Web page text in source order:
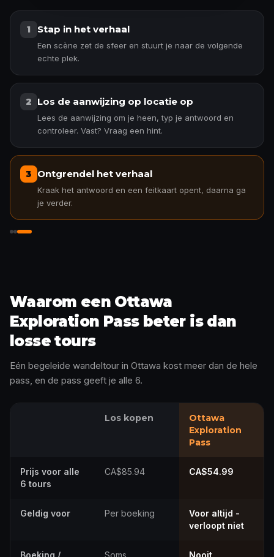
1 Stap in het verhaal
Een scène zet de sfeer en stuurt je naar de volgende
echte plek.
2 Los de aanwijzing op locatie op
Lees de aanwijzing om je heen, typ je antwoord en
controleer. Vast? Vraag een hint.
3 Ontgrendel het verhaal
Kraak het antwoord en een feitkaart opent, daarna ga
je verder.
Waarom een Ottawa
Exploration Pass beter is dan
losse tours
Eén begeleide wandeltour in Ottawa kost meer dan de hele
pass, en de pass geeft je alle 6.
Los kopen
Ottawa
Exploration
Pass
Prijs voor alle
6 tours
CA$85.94 CA$54.99
Geldig voor Per boeking
Voor altijd -
verloopt niet
Boeking /
Soms Nooit